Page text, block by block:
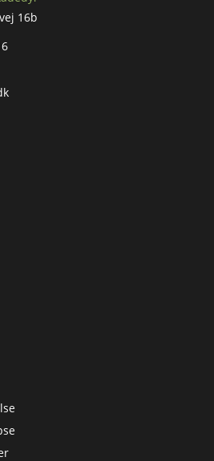
16b